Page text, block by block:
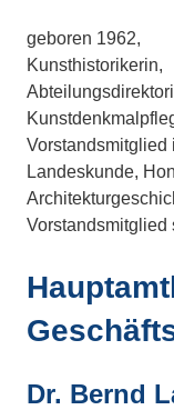
geboren 1962,
Kunsthistorikerin,
Vorstandsmitglied
Landeskunde,
Vorstandsmitglied
Dr. Bernd